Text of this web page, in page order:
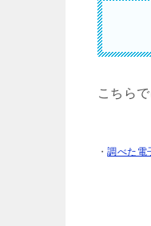
こちら
・調べた電